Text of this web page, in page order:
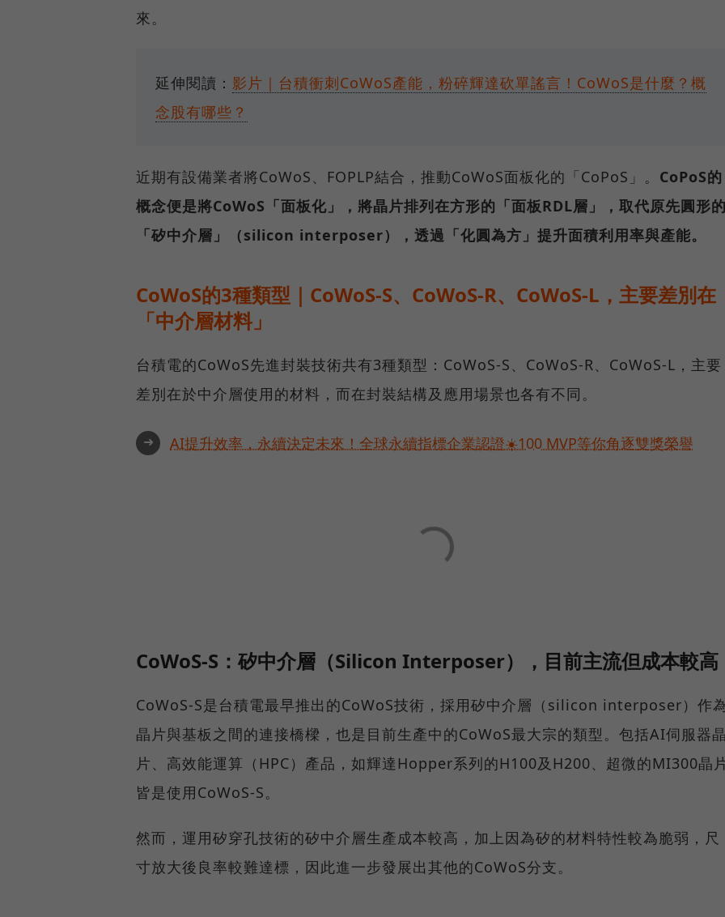
來。
延伸閱讀： 影片｜台積衝刺CoWoS產能，粉碎輝達砍單謠言！CoWoS是什麼？概
念股有哪些？
近期有設備業者將CoWoS、FOPLP結合，推動CoWoS面板化的「CoPoS」。 CoPoS的
概念便是將CoWoS「面板化」，將晶片排列在方形的「面板RDL層」，取代原先圓形
「矽中介層」（silicon interposer），透過「化圓為方」提升面積利用率與產能。
CoWoS的3種類型｜CoWoS-S、CoWoS-R、CoWoS-L，主要差別在
「中介層材料」
台積電的CoWoS先進封裝技術共有3種類型：CoWoS-S、CoWoS-R、CoWoS-L，主要
差別在於中介層使用的材料，而在封裝結構及應用場景也各有不同。
➜ AI提升效率，永續決定未來！全球永續指標企業認證☀️100 MVP等你角逐雙獎榮譽
CoWoS-S：矽中介層（Silicon Interposer），目前主流但成本較高
CoWoS-S是台積電最早推出的CoWoS技術，採用矽中介層（silicon interposer）作
晶片與基板之間的連接橋樑，也是目前生產中的CoWoS最大宗的類型。包括AI伺服器
片、高效能運算（HPC）產品，如輝達Hopper系列的H100及H200、超微的MI300晶
皆是使用CoWoS-S。
然而，運用矽穿孔技術的矽中介層生產成本較高，加上因為矽的材料特性較為脆弱，尺
寸放大後良率較難達標，因此進一步發展出其他的CoWoS分支。